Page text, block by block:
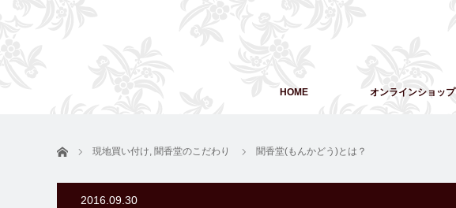
HOME オンラインショップ
ホーム 現地買い付け, 聞香堂のこだわり 聞香堂(もんかどう)とは？
2016.09.30